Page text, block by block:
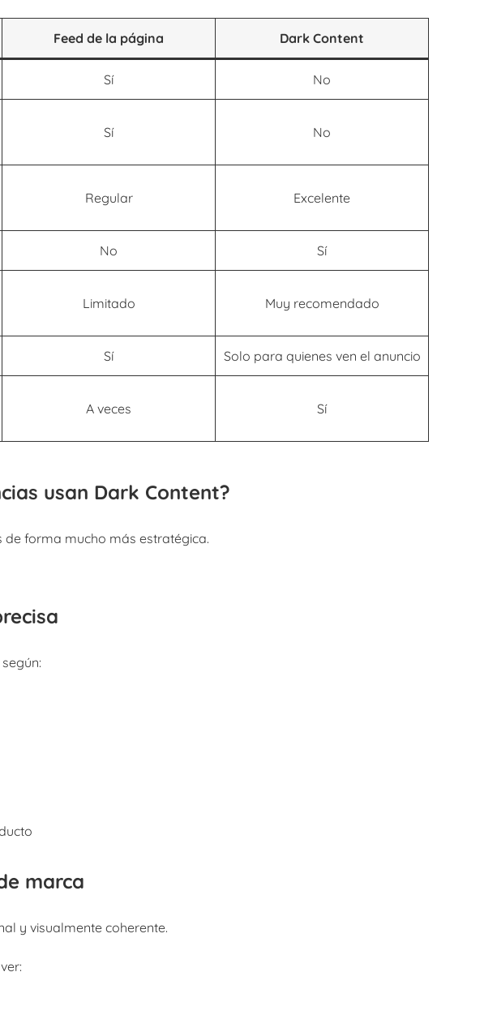
Feed de la página Dark Content
Sí No
Sí No
Regular Excelente
No Sí
Limitado Muy recomendado
Sí Solo para quienes ven el anuncio
A veces Sí
usan Dark Content?
forma mucho más estratégica.
marca
y visualmente coherente.